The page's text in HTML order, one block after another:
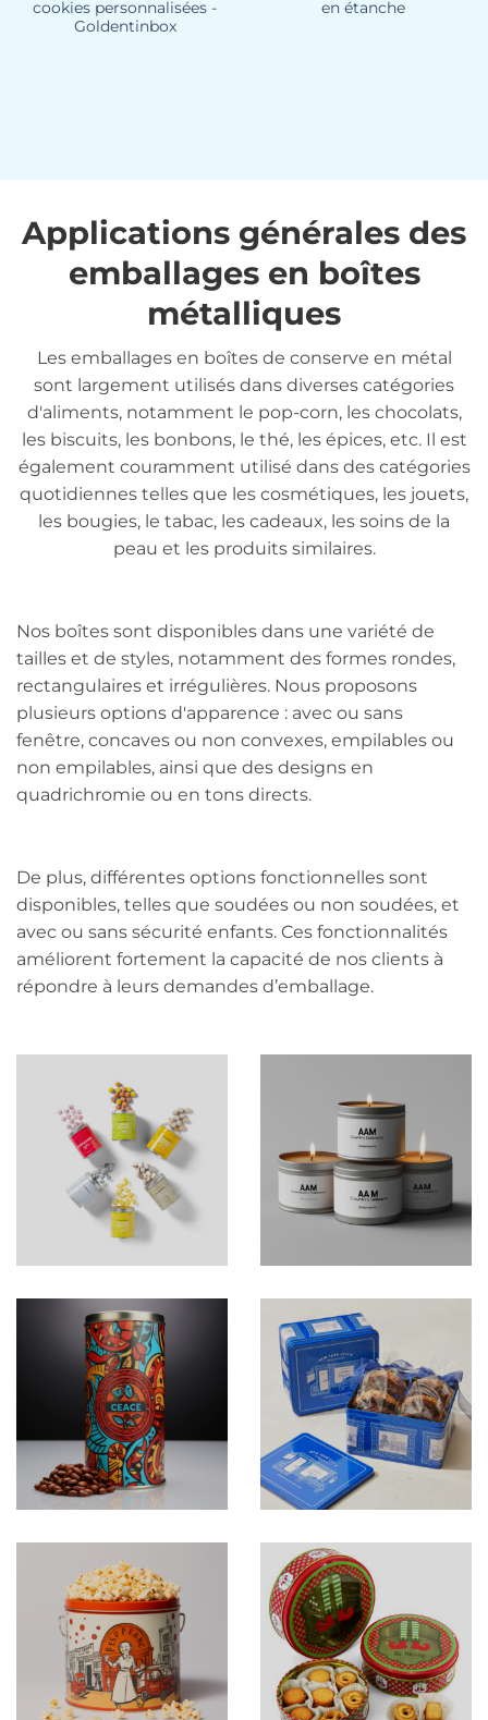
cookies personnalisées -
Goldentinbox
en étanche
Applications générales des
emballages en boîtes
métalliques
Les emballages en boîtes de conserve en métal
sont largement utilisés dans diverses catégories
d'aliments, notamment le pop-corn, les chocolats,
les biscuits, les bonbons, le thé, les épices, etc. Il est
également couramment utilisé dans des catégories
quotidiennes telles que les cosmétiques, les jouets,
les bougies, le tabac, les cadeaux, les soins de la
peau et les produits similaires.
Nos boîtes sont disponibles dans une variété de
tailles et de styles, notamment des formes rondes,
rectangulaires et irrégulières. Nous proposons
plusieurs options d'apparence : avec ou sans
fenêtre, concaves ou non convexes, empilables ou
non empilables, ainsi que des designs en
quadrichromie ou en tons directs.
De plus, différentes options fonctionnelles sont
disponibles, telles que soudées ou non soudées, et
avec ou sans sécurité enfants. Ces fonctionnalités
améliorent fortement la capacité de nos clients à
répondre à leurs demandes d’emballage.